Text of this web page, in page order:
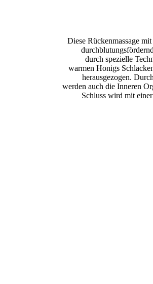
Diese Rückenmassage
durch spezielle
warmen Honigs
herausgezogen.
werden auch die Inneren
Schluss wird mit